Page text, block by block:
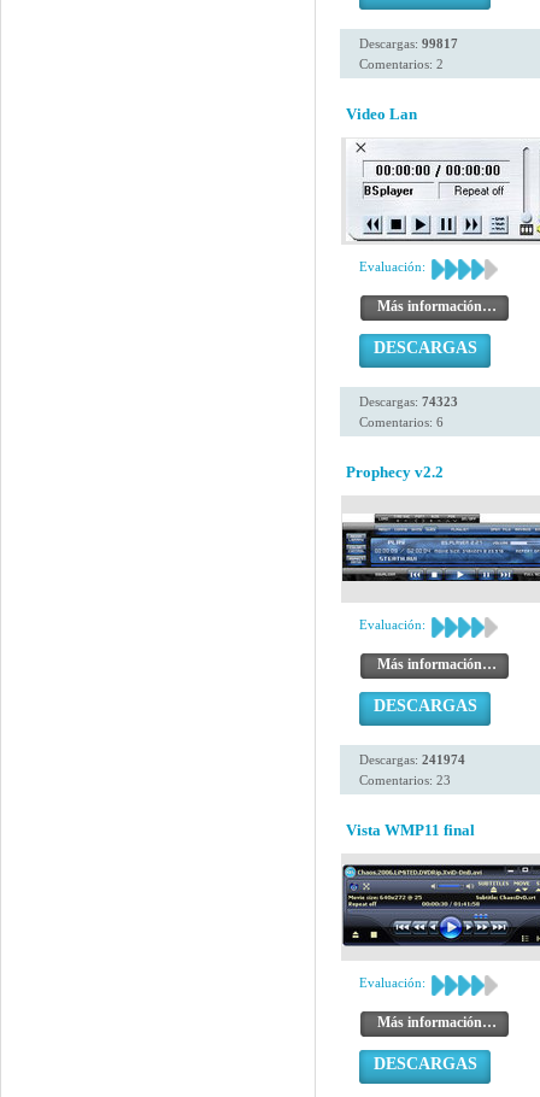
Descargas: 99817
Comentarios: 2
Video Lan
Evaluación:
Más información…
DESCARGAS
Descargas: 74323
Comentarios: 6
Prophecy v2.2
Evaluación:
Más información…
DESCARGAS
Descargas: 241974
Comentarios: 23
Vista WMP11 final
Evaluación:
Más información…
DESCARGAS